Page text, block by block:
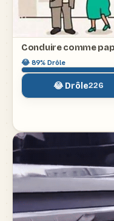
Conduire comme
😂89% Drôle
😂 Drôle226